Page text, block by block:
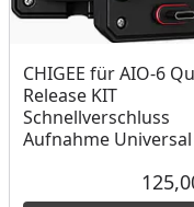
CHIGEE für AIO-6
Release KIT
Schnellverschluss
Aufnahme Universal